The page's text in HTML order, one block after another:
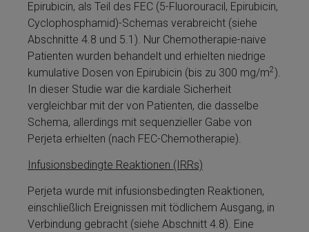
Epi­ru­bi­cin, als Teil des FEC (5-Flu­oro­ura­cil, Epi­ru­bi­cin,
Cy­clo­phos­pha­mid)-Schemas verabreicht (siehe
Abschnitte 4.8 und 5.1). Nur Chemotherapie-naive
Patienten wurden behandelt und erhielten nied­rige
kumulative Dosen von Epi­ru­bi­cin (bis zu 300 mg/m2).
In dieser Studie war die kardiale Sicherheit
vergleichbar mit der von Patienten, die dasselbe
Schema, allerdings mit sequenzieller Gabe von
Perjeta­ erhielten (nach FEC-Chemotherapie).
Infusionsbedingte Reaktionen (IRRs)
Perjeta­ wurde mit infusionsbedingten Reaktionen,
einschließlich Er­eignissen mit töd­li­chem Ausgang, in
Verbindung gebracht (siehe Abschnitt 4.8). Eine